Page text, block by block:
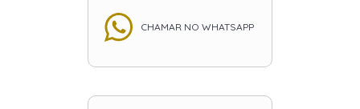
CHAMAR NO WHATSAPP